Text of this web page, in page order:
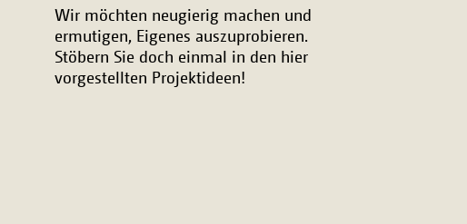
Wir möchten neugierig machen und
ermutigen, Eigenes auszuprobieren.
Stöbern Sie doch einmal in den hier
vorgestellten Projektideen!